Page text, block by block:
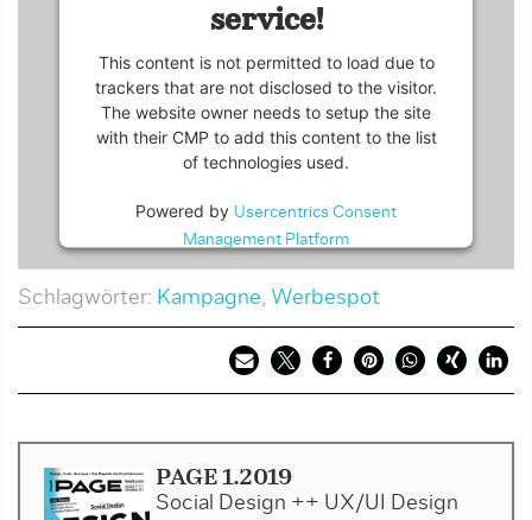
service!
This content is not permitted to load due to
trackers that are not disclosed to the visitor.
The website owner needs to setup the site
with their CMP to add this content to the list
of technologies used.
Powered by Usercentrics Consent
Management Platform
Schlagwörter: Kampagne, Werbespot
PAGE 1.2019
Social Design ++ UX/UI Design